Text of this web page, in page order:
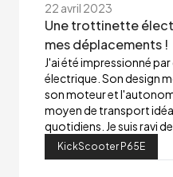
22 avril 2023
Une trottinette
mes déplacements !
J'ai été impressionné
électrique. Son design
son moteur et
moyen de transport
quotidiens. Je suis ravi
KickScooter P65E